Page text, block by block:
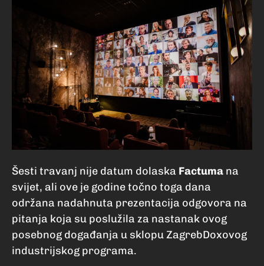
Šesti travanj nije datum dolaska Factuma na
svijet, ali ove je godine točno toga dana
održana nadahnuta prezentacija odgovora na
pitanja koja su poslužila za nastanak ovog
posebnog događanja u sklopu ZagrebDoxovog
industrijskog programa.